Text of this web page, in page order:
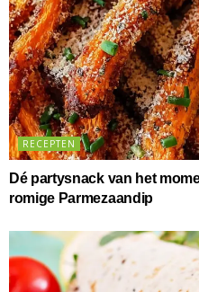
RECEPTEN
Dé partysnack van het
romige Parmezaandip